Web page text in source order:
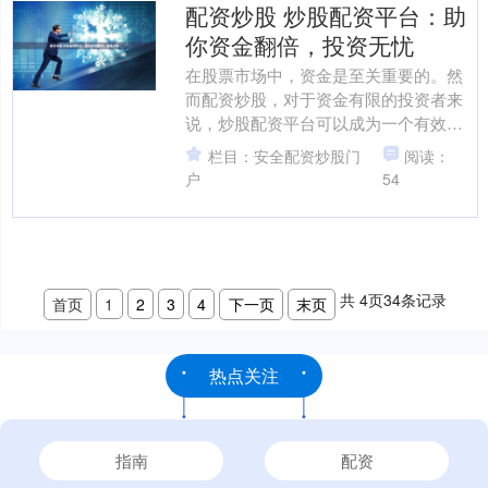
配资炒股 炒股配资平台：助
你资金翻倍，投资无忧
在股票市场中，资金是至关重要的。然
而配资炒股，对于资金有限的投资者来
说，炒股配资平台可以成为一个有效的
解决方案。 * **放大收益：**通过杠杆效
应，投资者可以....
栏目：安全配资炒股门
户
阅读：
54
首页 1 2 3 4 下一页 末页 共4页34条记录
热点关注
指南 配资